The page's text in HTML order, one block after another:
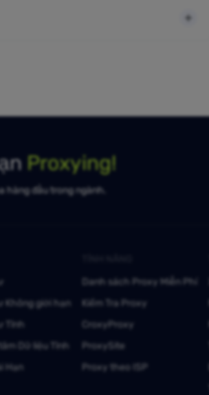
Proxying!
hàng đầu trong ngành.
Không giới hạn
Tĩnh
Dữ liệu Tĩnh
Hạn
Danh sách Proxy Miễn Phí
Kiểm Tra Proxy
CroxyProxy
ProxySite
Proxy theo ISP